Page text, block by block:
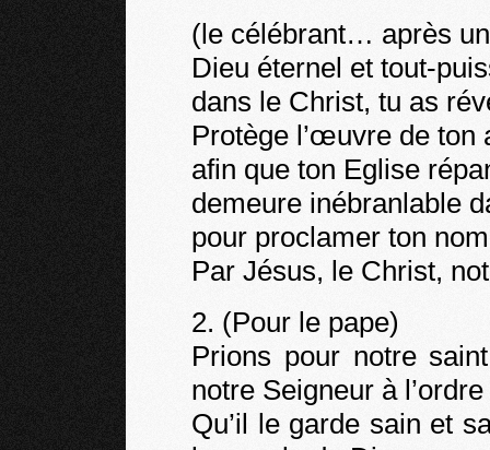
(le célébrant… après
Dieu éternel et tout-
dans le Christ, tu as
Protège l’œuvre de ton
afin que ton Eglise
demeure inébranlable
pour proclamer ton
Par Jésus, le Christ,
2. (Pour le pape)
Prions pour notre
notre Seigneur à
Qu’il le garde sain et